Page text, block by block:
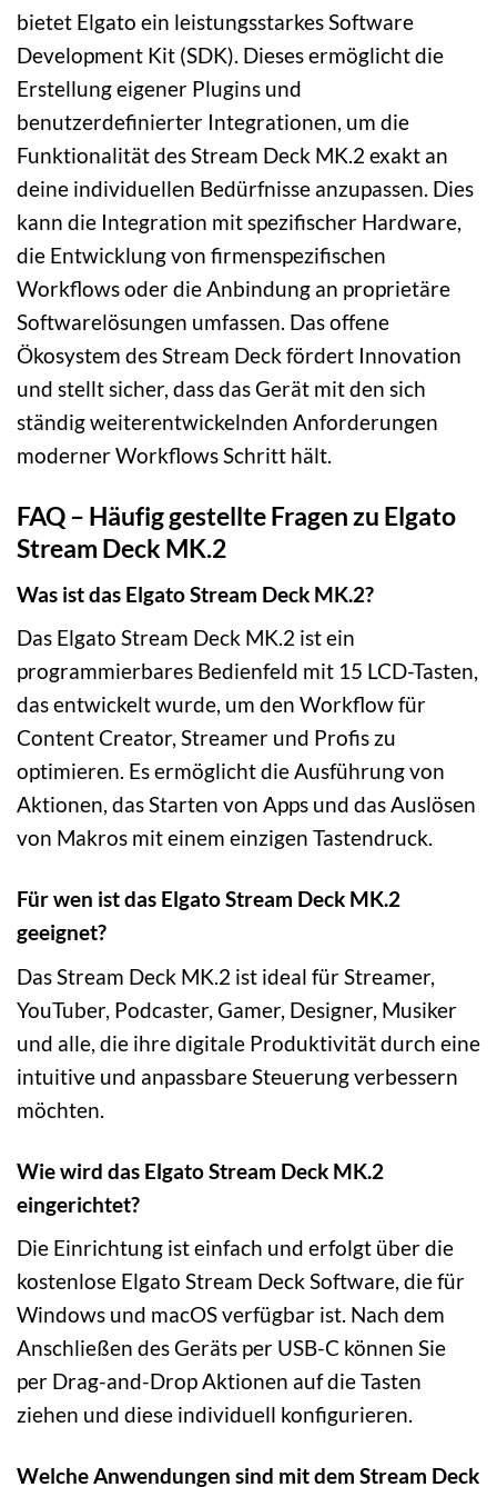
bietet Elgato ein leistungsstarkes Software
Development Kit (SDK). Dieses ermöglicht die
Erstellung eigener Plugins und
benutzerdefinierter Integrationen, um die
Funktionalität des Stream Deck MK.2 exakt an
deine individuellen Bedürfnisse anzupassen. Dies
kann die Integration mit spezifischer Hardware,
die Entwicklung von firmenspezifischen
Workflows oder die Anbindung an proprietäre
Softwarelösungen umfassen. Das offene
Ökosystem des Stream Deck fördert Innovation
und stellt sicher, dass das Gerät mit den sich
ständig weiterentwickelnden Anforderungen
moderner Workflows Schritt hält.
FAQ – Häufig gestellte Fragen zu Elgato
Stream Deck MK.2
Was ist das Elgato Stream Deck MK.2?
Das Elgato Stream Deck MK.2 ist ein
programmierbares Bedienfeld mit 15 LCD-Tasten,
das entwickelt wurde, um den Workflow für
Content Creator, Streamer und Profis zu
optimieren. Es ermöglicht die Ausführung von
Aktionen, das Starten von Apps und das Auslösen
von Makros mit einem einzigen Tastendruck.
Für wen ist das Elgato Stream Deck MK.2
geeignet?
Das Stream Deck MK.2 ist ideal für Streamer,
YouTuber, Podcaster, Gamer, Designer, Musiker
und alle, die ihre digitale Produktivität durch eine
intuitive und anpassbare Steuerung verbessern
möchten.
Wie wird das Elgato Stream Deck MK.2
eingerichtet?
Die Einrichtung ist einfach und erfolgt über die
kostenlose Elgato Stream Deck Software, die für
Windows und macOS verfügbar ist. Nach dem
Anschließen des Geräts per USB-C können Sie
per Drag-and-Drop Aktionen auf die Tasten
ziehen und diese individuell konfigurieren.
Welche Anwendungen sind mit dem Stream Deck